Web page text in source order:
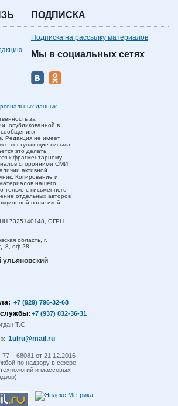
ПОДПИСКА
Подписка на рассылку материалов
Мы в социальных сетях
данных
за
опубликованной в
Редакция не имеет
поступающие письма
это делать.
к фрагментарному
сторонними СМИ
активной
Копирование и
нашего
только с письменного
отдельных авторов
политикой
7325140148, ОГРН
область, г.
8, оф.28
+7 (929) 796-32-68
службы: +7 (937) 032-36-31
Т.С.
1ulru@mail.ru
– 68081 от 21.12.2016
по надзору в сфере
и массовых